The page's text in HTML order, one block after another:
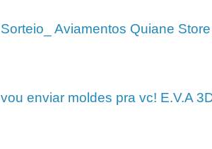
Sorteio_ Aviamentos Quiane Store
vou enviar moldes pra vc! E.V.A